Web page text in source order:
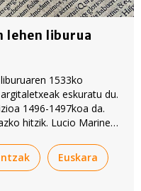
lehen liburua
liburuaren 1533ko
eskuratu du.
1496-1497koa da.
hitzik. Lucio Marineo
Euskara